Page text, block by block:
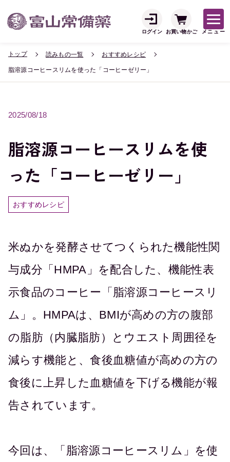
ログイン お買い物かご メニュー
トップ 読みもの一覧 おすすめレシピ
脂溶源コーヒースリムを使った「コーヒーゼリー」
2025/08/18
脂溶源コーヒースリムを使
った「コーヒーゼリー」
おすすめレシピ
米ぬかを発酵させてつくられた機能性関
与成分「HMPA」を配合した、機能性表
示食品のコーヒー「脂溶源コーヒースリ
ム」。HMPAは、BMIが高めの方の腹部
の脂肪（内臓脂肪）とウエスト周囲径を
減らす機能と、食後血糖値が高めの方の
食後に上昇した血糖値を下げる機能が報
告されています。
今回は、「脂溶源コーヒースリム」を使